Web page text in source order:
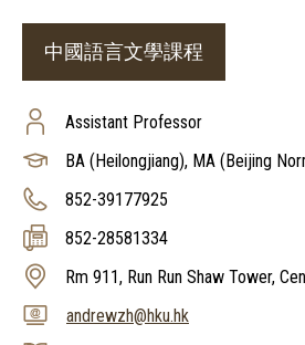
中國語言文學課程
Assistant Professor
BA (Heilongjiang), MA (Beijing
852-39177925
852-28581334
Rm 911, Run Run Shaw Tower,
andrewzh@hku.hk